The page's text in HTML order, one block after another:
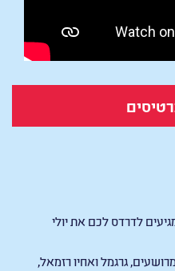
לדרדס לכם את יולי
גרגמל ואחיו רזמאל,